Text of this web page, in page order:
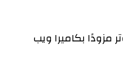
مزودًا بكاميرا ويب